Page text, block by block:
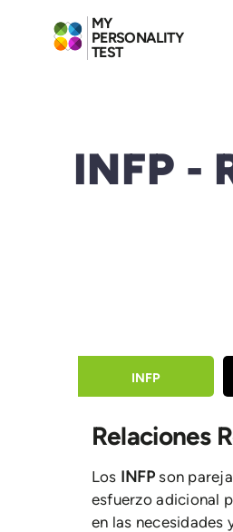
MY
PERSONALITY
TEST
INFP -
INFP
Relaciones
Los INFP son
esfuerzo adicional
en las necesidades